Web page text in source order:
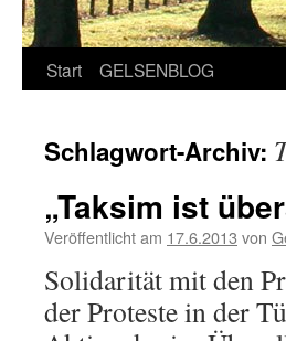
Start GELSENBLOG
Schlagwort-Archiv:
„Taksim ist
Veröffentlicht am 17.6.2013 von
Solidarität mit den
der Proteste in der